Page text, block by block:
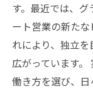
す。最近では、
ート営業の新た
れにより、独立
広がっています
働き方を選び、